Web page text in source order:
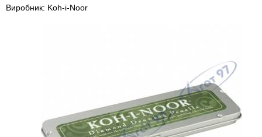
Виробник: Koh-i-Noor